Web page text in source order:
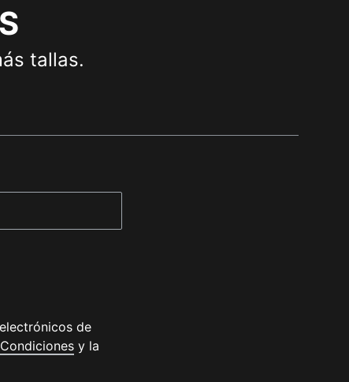
tallas.
de
( Se abre en una nueva ventana
y la